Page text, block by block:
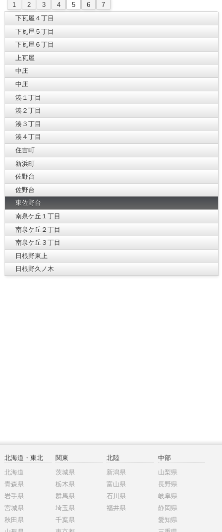
1 2 3 4 5 6
7
下瓦屋４丁目
下瓦屋５丁目
下瓦屋６丁目
上瓦屋
中庄
中庄
湊１丁目
湊２丁目
湊３丁目
湊４丁目
住吉町
新浜町
佐野台
佐野台
東佐野台
南泉ケ丘１丁目
南泉ケ丘２丁目
南泉ケ丘３丁目
日根野東上
日根野久ノ木
北海道・東北
北海道
青森県
岩手県
宮城県
秋田県
関東
茨城県
栃木県
群馬県
埼玉県
千葉県
北陸
新潟県
富山県
石川県
福井県
中部
山梨県
長野県
岐阜県
静岡県
愛知県